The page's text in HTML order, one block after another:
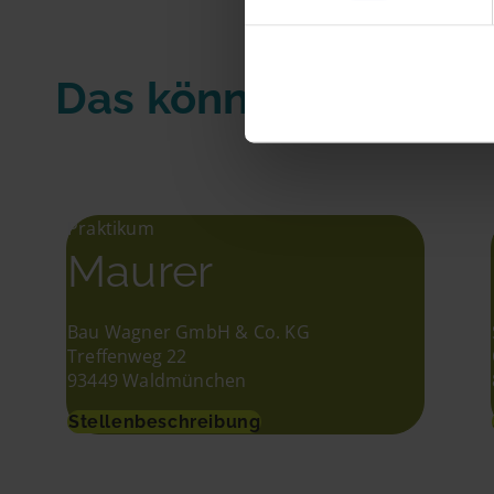
Das könnte Dir auch
Praktikum
Maurer
Bau Wagner GmbH & Co. KG
Treffenweg 22
93449 Waldmünchen
Stellenbeschreibung